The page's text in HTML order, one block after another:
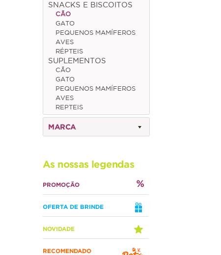
SNACKS E BISCOITOS
CÃO
GATO
PEQUENOS MAMÍFEROS
AVES
RÉPTEIS
SUPLEMENTOS
CÃO
GATO
PEQUENOS MAMÍFEROS
AVES
REPTEIS
MARCA
As nossas legendas
PROMOÇÃO
OFERTA DE BRINDE
NOVIDADE
RECOMENDADO